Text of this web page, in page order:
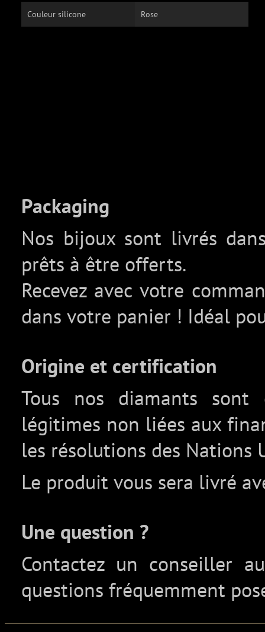
Couleur silicone Rose
Packaging
Nos bijoux sont livrés
prêts à être offerts.
Recevez avec votre
dans votre panier ! Idéal
Origine et certification
Tous nos diamants
légitimes non liées aux
les résolutions des Nations
Le produit vous sera livré
Une question ?
Contactez un conseiller
questions fréquemment